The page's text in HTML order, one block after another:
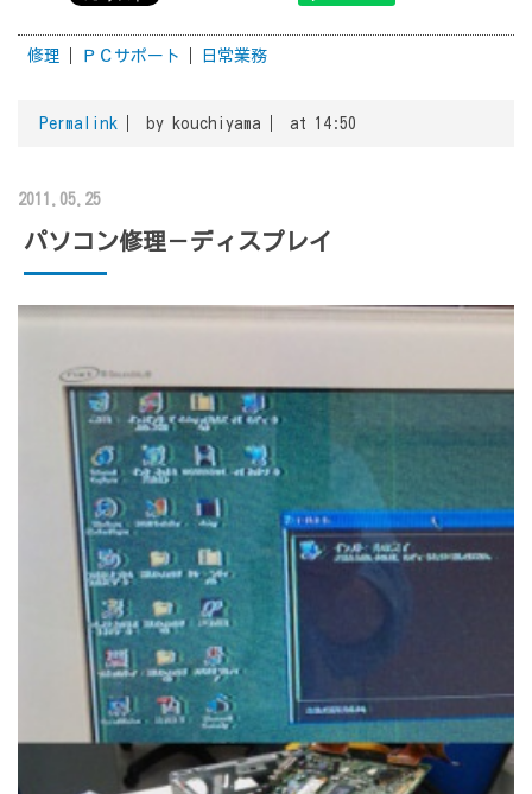
修理 ＰＣサポート 日常業務
Permalink by kouchiyama at 14:50
2011.05.25
パソコン修理－ディスプレイ